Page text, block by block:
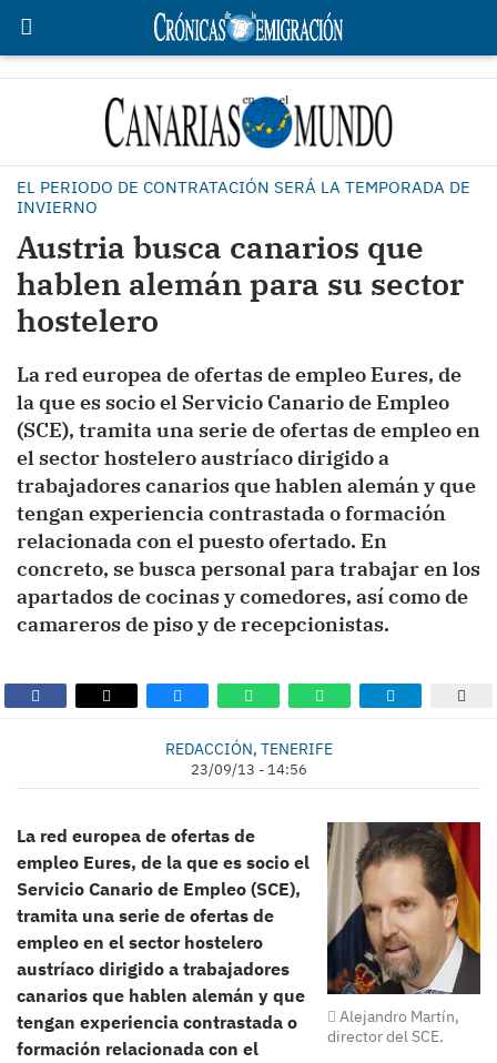
EL PERIODO DE CONTRATACIÓN SERÁ LA TEMPORADA DE
INVIERNO
Austria busca canarios que
hablen alemán para su sector
hostelero
La red europea de ofertas de empleo Eures, de
la que es socio el Servicio Canario de Empleo
(SCE), tramita una serie de ofertas de empleo en
el sector hostelero austríaco dirigido a
trabajadores canarios que hablen alemán y que
tengan experiencia contrastada o formación
relacionada con el puesto ofertado. En
concreto, se busca personal para trabajar en los
apartados de cocinas y comedores, así como de
camareros de piso y de recepcionistas.
REDACCIÓN, TENERIFE
23/09/13 - 14:56
Alejandro Martín,
director del SCE.
La red europea de ofertas de
empleo Eures, de la que es socio el
Servicio Canario de Empleo (SCE),
tramita una serie de ofertas de
empleo en el sector hostelero
austríaco dirigido a trabajadores
canarios que hablen alemán y que
tengan experiencia contrastada o
formación relacionada con el